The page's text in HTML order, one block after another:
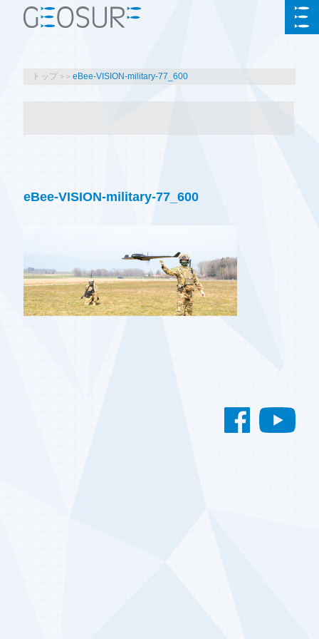
トップ eBee-VISION-military-77_600
eBee-VISION-military-77_600